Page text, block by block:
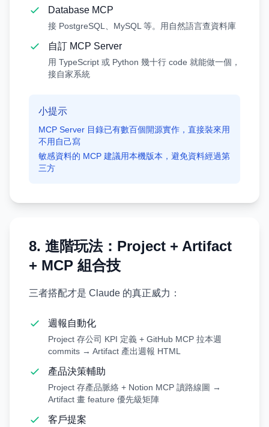
Database MCP
接 PostgreSQL、MySQL 等。用自然語言查資料庫
自訂 MCP Server
用 TypeScript 或 Python 幾十行 code 就能做一個，
接自家系統
小提示
MCP Server 目錄已有數百個開源實作，直接裝來用
不用自己寫
敏感資料的 MCP 建議用本機版本，避免資料經過第
三方
8. 進階玩法：Project + Artifact
+ MCP 組合技
三者搭配才是 Claude 的真正威力：
週報自動化
Project 存公司 KPI 定義 + GitHub MCP 拉本週
commits → Artifact 產出週報 HTML
產品決策輔助
Project 存產品脈絡 + Notion MCP 讀路線圖 →
Artifact 畫 feature 優先級矩陣
客戶提案